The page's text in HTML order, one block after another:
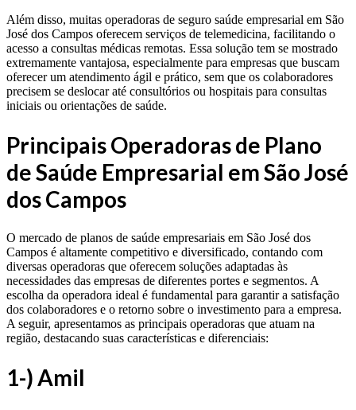
Além disso, muitas operadoras de seguro saúde empresarial em São
José dos Campos oferecem serviços de telemedicina, facilitando o
acesso a consultas médicas remotas. Essa solução tem se mostrado
extremamente vantajosa, especialmente para empresas que buscam
oferecer um atendimento ágil e prático, sem que os colaboradores
precisem se deslocar até consultórios ou hospitais para consultas
iniciais ou orientações de saúde.
Principais Operadoras de Plano
de Saúde Empresarial em São José
dos Campos
O mercado de planos de saúde empresariais em São José dos
Campos é altamente competitivo e diversificado, contando com
diversas operadoras que oferecem soluções adaptadas às
necessidades das empresas de diferentes portes e segmentos. A
escolha da operadora ideal é fundamental para garantir a satisfação
dos colaboradores e o retorno sobre o investimento para a empresa.
A seguir, apresentamos as principais operadoras que atuam na
região, destacando suas características e diferenciais:
1-) Amil